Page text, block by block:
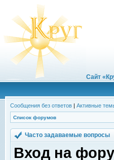
Сайт
Сообщения без ответов | Активные
Список форумов
Часто задаваемые вопросы
Вход на